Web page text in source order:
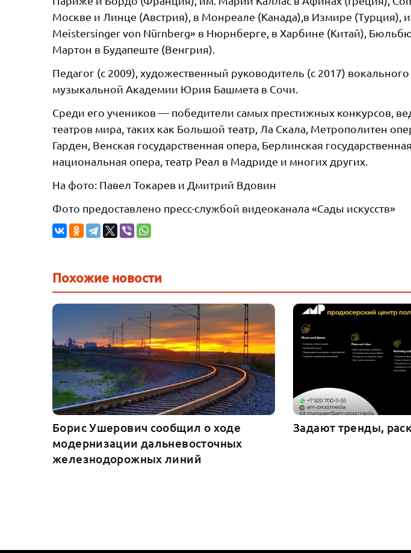
Москве и Линце (Австрия), в Монреале (Канада),в Измире
Meistersinger von Nürnberg» в Нюрнберге, в Харбине (Китай),
Мартон в Будапеште (Венгрия).
Педагог (с 2009), художественный руководитель (с 2017)
музыкальной Академии Юрия Башмета в Сочи.
Среди его учеников — победители самых престижных конкурсов,
театров мира, таких как Большой театр, Ла Скала, Метрополитен
Гарден, Венская государственная опера, Берлинская
национальная опера, театр Реал в Мадриде и многих других.
На фото: Павел Токарев и Дмитрий Вдовин
Фото предоставлено пресс-службой видеоканала «Сады искусств»
Похожие новости
Борис Ушерович сообщил о ходе
модернизации дальневосточных
железнодорожных линий
Задают тренды,